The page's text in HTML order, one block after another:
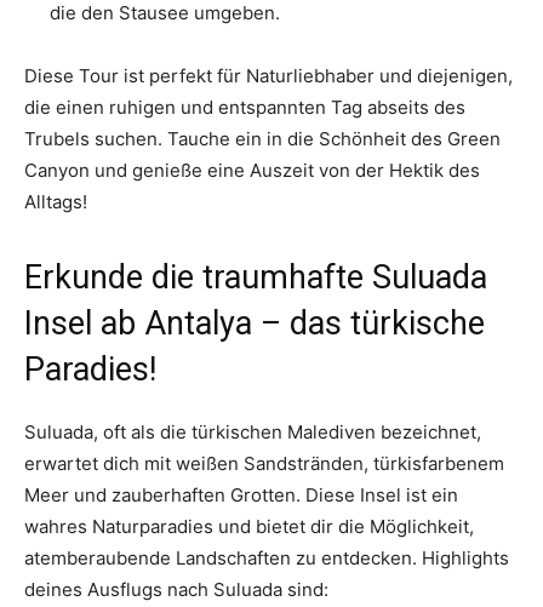
die den Stausee umgeben.
Diese Tour ist perfekt für Naturliebhaber und diejenigen,
die einen ruhigen und entspannten Tag abseits des
Trubels suchen. Tauche ein in die Schönheit des Green
Canyon und genieße eine Auszeit von der Hektik des
Alltags!
Erkunde die traumhafte Suluada
Insel ab Antalya – das türkische
Paradies!
Suluada, oft als die türkischen Malediven bezeichnet,
erwartet dich mit weißen Sandstränden, türkisfarbenem
Meer und zauberhaften Grotten. Diese Insel ist ein
wahres Naturparadies und bietet dir die Möglichkeit,
atemberaubende Landschaften zu entdecken. Highlights
deines Ausflugs nach Suluada sind: